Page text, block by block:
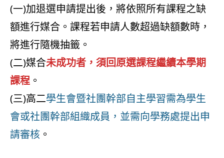
(一)加退選申請提出後，將依照所有課程之缺
額進行媒合。課程若申請人數超過缺額數時，
將進行隨機抽籤。
(二)媒合未成功者，須回原選課程繼續本學期
課程 。
(三)高二學生會暨社團幹部自主學習需為學生
會或社團幹部組織成員，並需向學務處提出申
請審核 。